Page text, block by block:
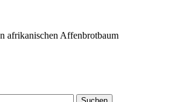
afrikanischen Affenbrotbaum